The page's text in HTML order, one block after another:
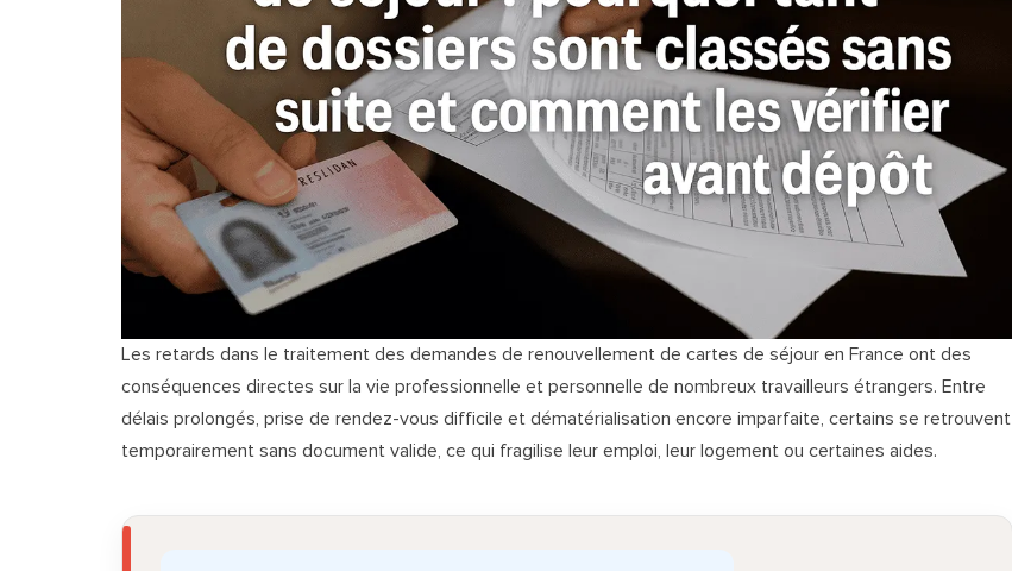
Les retards dans le traitement des demandes de renouvellement de cartes de séjour en France ont des
conséquences directes sur la vie professionnelle et personnelle de nombreux travailleurs étrangers. Entre
délais prolongés, prise de rendez-vous difficile et dématérialisation encore imparfaite, certains se retrouvent
temporairement sans document valide, ce qui fragilise leur emploi, leur logement ou certaines aides.